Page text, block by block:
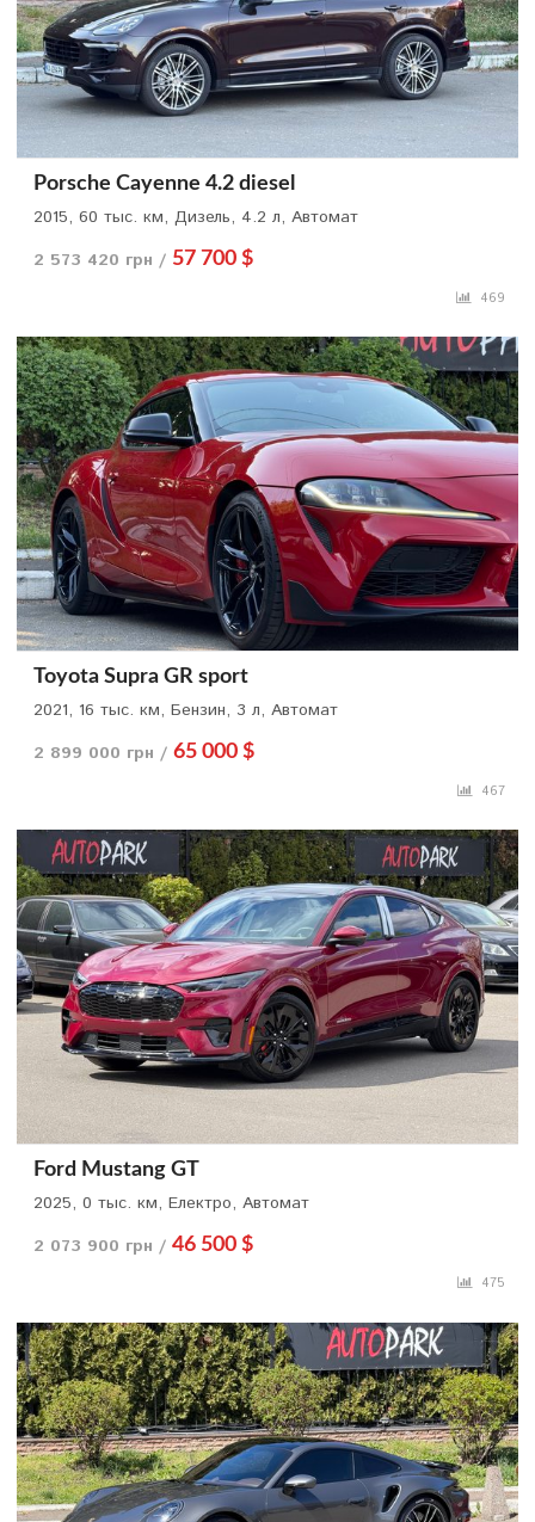
Porsche Cayenne 4.2 diesel
2015, 60 тыс. км, Дизель, 4.2 л, Автомат
2 573 420 грн / 57 700 $
469
Toyota Supra GR sport
2021, 16 тыс. км, Бензин, 3 л, Автомат
2 899 000 грн / 65 000 $
467
Ford Mustang GT
2025, 0 тыс. км, Електро, Автомат
2 073 900 грн / 46 500 $
475